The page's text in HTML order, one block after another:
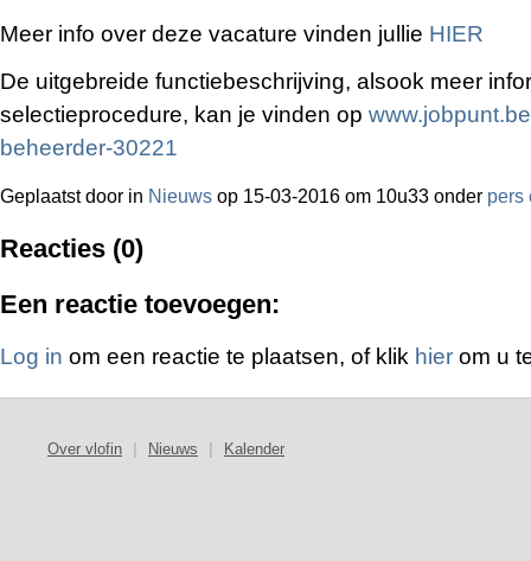
Meer info over deze vacature vinden jullie HIER
De uitgebreide functiebeschrijving, alsook meer
selectieprocedure, kan je vinden op
beheerder-30221
Geplaatst door in Nieuws op 15-03-2016 om 10u33 onder pers
Reacties (0)
Een reactie toevoegen:
Log in om een reactie te plaatsen, of klik hier om u
Over vlofin Nieuws Kalender